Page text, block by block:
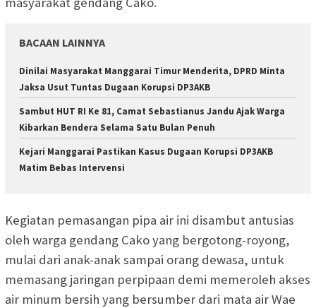
BACAAN LAINNYA
Dinilai Masyarakat Manggarai Timur Menderita, DPRD Minta
Jaksa Usut Tuntas Dugaan Korupsi DP3AKB
Sambut HUT RI Ke 81, Camat Sebastianus Jandu Ajak Warga
Kibarkan Bendera Selama Satu Bulan Penuh
Kejari Manggarai Pastikan Kasus Dugaan Korupsi DP3AKB
Matim Bebas Intervensi
Kegiatan pemasangan pipa air ini disambut antusias
oleh warga gendang Cako yang bergotong-royong,
mulai dari anak-anak sampai orang dewasa, untuk
memasang jaringan perpipaan demi memeroleh akses
air minum bersih yang bersumber dari mata air Wae